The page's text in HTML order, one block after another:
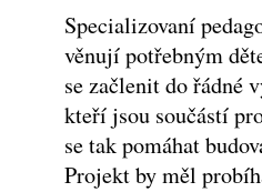
Specializovaní
věnují potřebným
se začlenit do řádné
kteří jsou součástí
se tak pomáhat
Projekt by měl